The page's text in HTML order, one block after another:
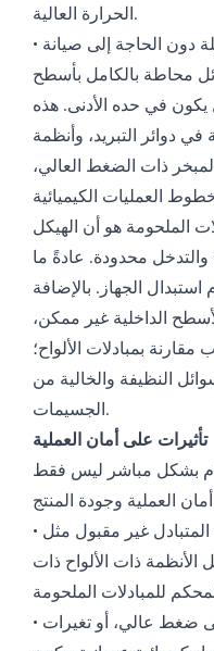
الحرارة العالية.
محاطة بالكامل بأسطح
يكون في حده الأدنى. هذه
دوائر التبريد، وأنظمة
ذات الضغط العالي،
الملحومة هو أن الهيكل
والتدخل محدودة. عادةً ما
الجهاز. بالإضافة
الداخلية غير ممكن،
بمبادلات الألواح؛
النظيفة والخالية من
الجسيمات.
تأثيرات على أمان العملية
بشكل مباشر ليس فقط
• في البيئات التي يكون فيها التلوث المتبادل غير مقبول مثل
الأنظمة ذات الألواح ذات
• في العمليات التي تحتوي على ضغط عالي، أو تغيرات